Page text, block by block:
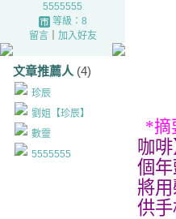
5555555
等級：8
留言｜ 加入好友
文章推薦人 (4)
珍辰
劉姐【珍辰】
數靈
5555555
*
咖
個
將
供手